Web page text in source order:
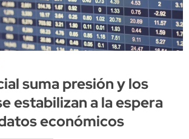
suma presión y los
estabilizan a la espera
económicos